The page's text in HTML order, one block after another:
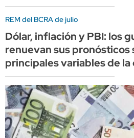
REM del BCRA de julio
Dólar, inflación y PBI: los
renuevan sus pronósticos
principales variables de la